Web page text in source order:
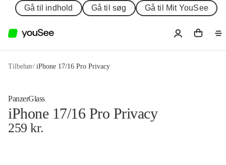
Gå til indhold Gå til søg Gå til Mit YouSee
Tilbehør/ iPhone 17/16 Pro Privacy
PanzerGlass
iPhone 17/16 Pro Privacy
259kr.